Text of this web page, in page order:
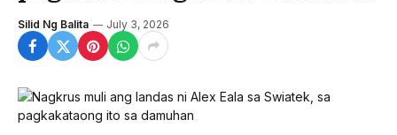
Silid Ng Balita July 3, 2026